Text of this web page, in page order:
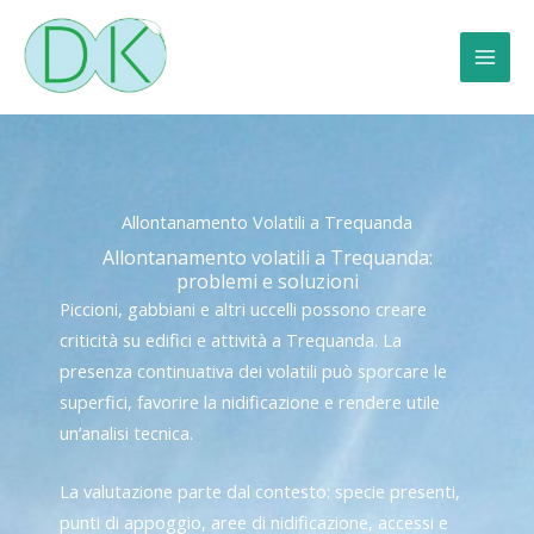
contenuto
Allontanamento Volatili a Trequanda
Allontanamento volatili a Trequanda:
problemi e soluzioni
Piccioni, gabbiani e altri uccelli possono creare
criticità su edifici e attività a Trequanda. La
presenza continuativa dei volatili può sporcare le
superfici, favorire la nidificazione e rendere utile
un’analisi tecnica.
La valutazione parte dal contesto: specie presenti,
punti di appoggio, aree di nidificazione, accessi e